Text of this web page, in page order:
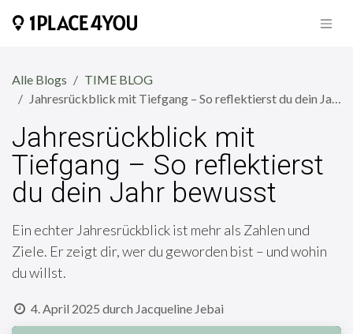
Alle Blogs
TIME BLOG
Jahresrückblick mit Tiefgang – So reflektierst du dein Jahr bewusst
Jahresrückblick mit
Tiefgang – So reflektierst
du dein Jahr bewusst
Ein echter Jahresrückblick ist mehr als Zahlen und
Ziele. Er zeigt dir, wer du geworden bist – und wohin
du willst.
4. April 2025 durch Jacqueline Jebai